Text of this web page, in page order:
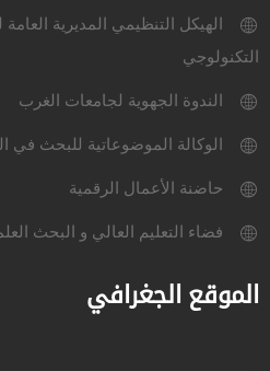
الهيكل التنظيمي المديرية
التكنولوجي
الندوة الجهوية لجامعات الغرب
الوكالة الموضوعاتية للبحث في
حاضنة الأعمال الرقمية
فضاء التعليم العالي و البحث
الموقع الجغرافي